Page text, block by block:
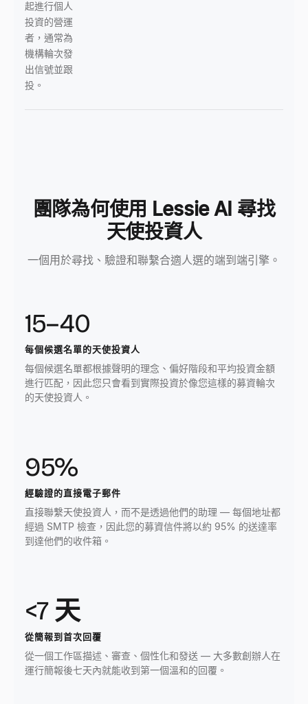
起進行個人
投資的營運
者，通常為
機構輪次發
出信號並跟
投。
團隊為何使用 Lessie AI 尋找
天使投資人
一個用於尋找、驗證和聯繫合適人選的端到端引擎。
15–40
每個候選名單的天使投資人
每個候選名單都根據聲明的理念、偏好階段和平均投資金額
進行匹配，因此您只會看到實際投資於像您這樣的募資輪次
的天使投資人。
95%
經驗證的直接電子郵件
直接聯繫天使投資人，而不是透過他們的助理 — 每個地址都
經過 SMTP 檢查，因此您的募資信件將以約 95% 的送達率
到達他們的收件箱。
<7 天
從簡報到首次回覆
從一個工作區描述、審查、個性化和發送 — 大多數創辦人在
運行簡報後七天內就能收到第一個溫和的回覆。